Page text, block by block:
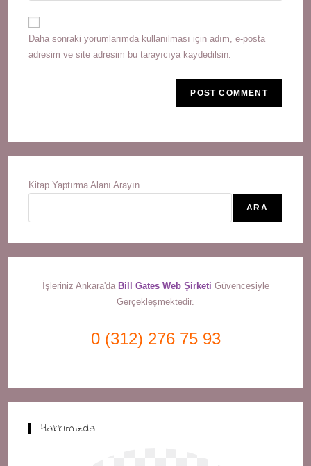
comment
website
URL
(optional)
Daha sonraki yorumlarımda kullanılması için adım, e-posta
adresim ve site adresim bu tarayıcıya kaydedilsin.
Kitap Yaptırma Alanı Arayın...
ARA
İşleriniz Ankara'da Bill Gates Web Şirketi Güvencesiyle
Gerçekleşmektedir.
0 (312) 276 75 93
Hakkımızda